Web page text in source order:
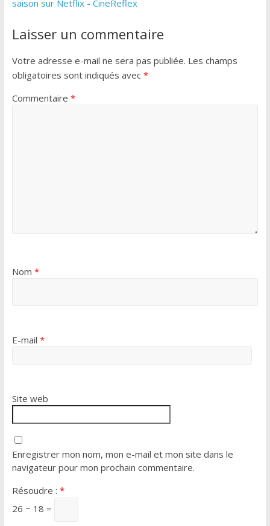
saison sur Netflix - CineReflex
Laisser un commentaire
Votre adresse e-mail ne sera pas publiée. Les champs
obligatoires sont indiqués avec *
Commentaire *
Nom *
E-mail *
Site web
Enregistrer mon nom, mon e-mail et mon site dans le
navigateur pour mon prochain commentaire.
Résoudre : *
26 − 18 =